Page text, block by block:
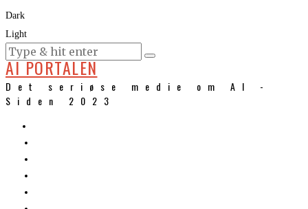
Dark
Light
KURSER
AI PORTALEN
Det seriøse medie om AI -
Siden 2023